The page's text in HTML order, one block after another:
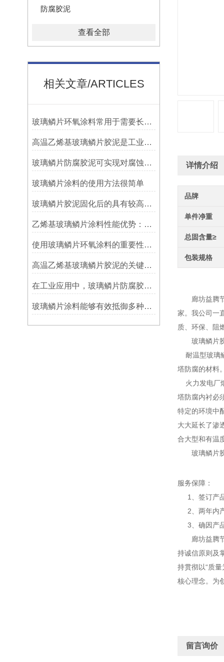
防腐胶泥
查看全部
相关文章/ARTICLES
玻璃鳞片环氧涂料常用于需要长期防腐蚀保护的场合中
高温乙烯基玻璃鳞片胶泥是工业防腐领域中的特殊材料
玻璃鳞片防腐胶泥可实现对腐蚀介质的有效阻隔
玻璃鳞片涂料的使用方法很简单
玻璃鳞片胶泥固化后的具有较高的硬度和耐磨性
乙烯基玻璃鳞片涂料性能优势：多重防护的协同效应
使用玻璃鳞片环氧涂料的重要性在哪里方面？
高温乙烯基玻璃鳞片胶泥的关键优势：从耐久性到施工适应性
在工业应用中，玻璃鳞片防腐胶泥展现出了多重防护作用
玻璃鳞片涂料能够有效抵御多种化学物质侵蚀
详情介绍
品牌
单件净重
总固含量≥
包装规格
廊坊益腾节
家。我公司一
质、环保、阻
玻璃鳞片胶
耐温型玻璃
塔防腐的材料
火力发电厂
塔防腐内衬必
特定的环境中
大大延长了渗
合大型和有温
玻璃鳞片胶
服务保障：
1、签订产
2、两年内产
3、确因产品
廊坊益腾节
持诚信原则及
持贯彻以“质
核心理念。为
留言询价